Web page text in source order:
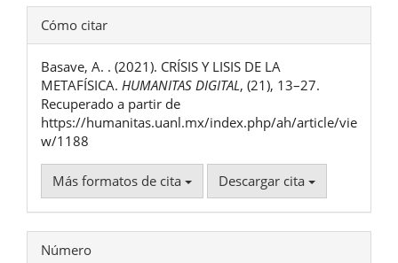
Detalles
del
artículo
Cómo citar
Basave, A. . (2021). CRÍSIS Y LISIS DE LA
METAFÍSICA. HUMANITAS DIGITAL, (21), 13–27.
Recuperado a partir de
https://humanitas.uanl.mx/index.php/ah/article/vie
w/1188
Más formatos de cita Descargar cita
Número